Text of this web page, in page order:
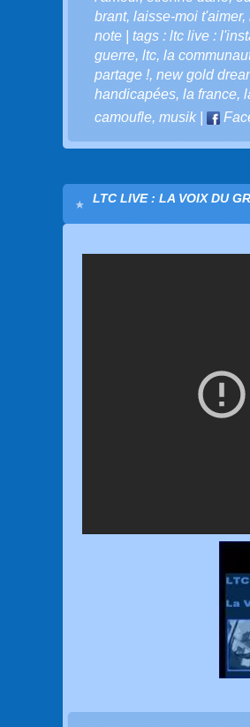
brant, laisse-moi t'aimer,
note | tags : ltc live :
guerre, ltc, la
partage !, new gold
handicapées, la france,
camoufle, musik|
LTC LIVE : LA VOIX DU